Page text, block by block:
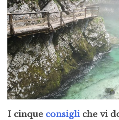
I cinque consigliche vi